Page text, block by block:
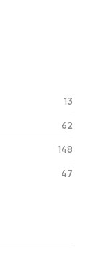
13
62
148
47